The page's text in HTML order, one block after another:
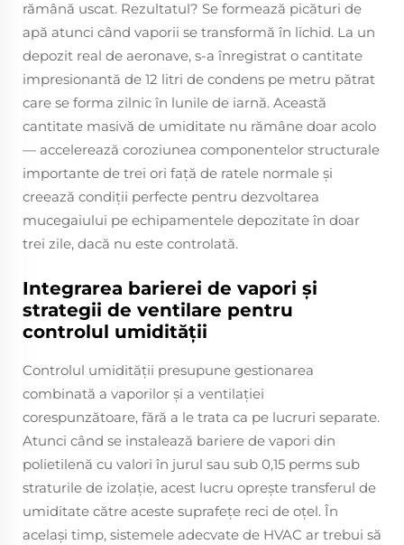
rămână uscat. Rezultatul? Se formează picături de
apă atunci când vaporii se transformă în lichid. La un
depozit real de aeronave, s-a înregistrat o cantitate
impresionantă de 12 litri de condens pe metru pătrat
care se forma zilnic în lunile de iarnă. Această
cantitate masivă de umiditate nu rămâne doar acolo
— accelerează coroziunea componentelor structurale
importante de trei ori față de ratele normale și
creează condiții perfecte pentru dezvoltarea
mucegaiului pe echipamentele depozitate în doar
trei zile, dacă nu este controlată.
Integrarea barierei de vapori și
strategii de ventilare pentru
controlul umidității
Controlul umidității presupune gestionarea
combinată a vaporilor și a ventilației
corespunzătoare, fără a le trata ca pe lucruri separate.
Atunci când se instalează bariere de vapori din
polietilenă cu valori în jurul sau sub 0,15 perms sub
straturile de izolație, acest lucru oprește transferul de
umiditate către aceste suprafețe reci de oțel. În
același timp, sistemele adecvate de HVAC ar trebui să